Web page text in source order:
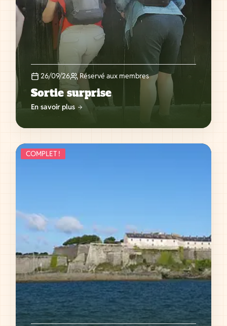
26/09/26 Réservé aux membres
Sortie surprise
En savoir plus
COMPLET !